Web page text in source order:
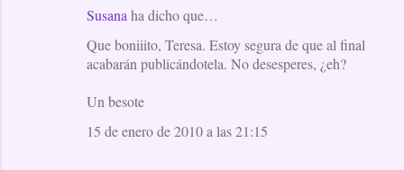
Susana ha dicho que…
Que boniiito, Teresa. Estoy segura de que al final
acabarán publicándotela. No desesperes, ¿eh?
Un besote
15 de enero de 2010 a las 21:15